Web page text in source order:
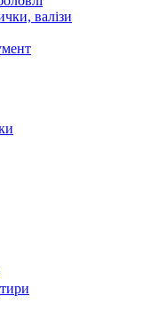
валізи